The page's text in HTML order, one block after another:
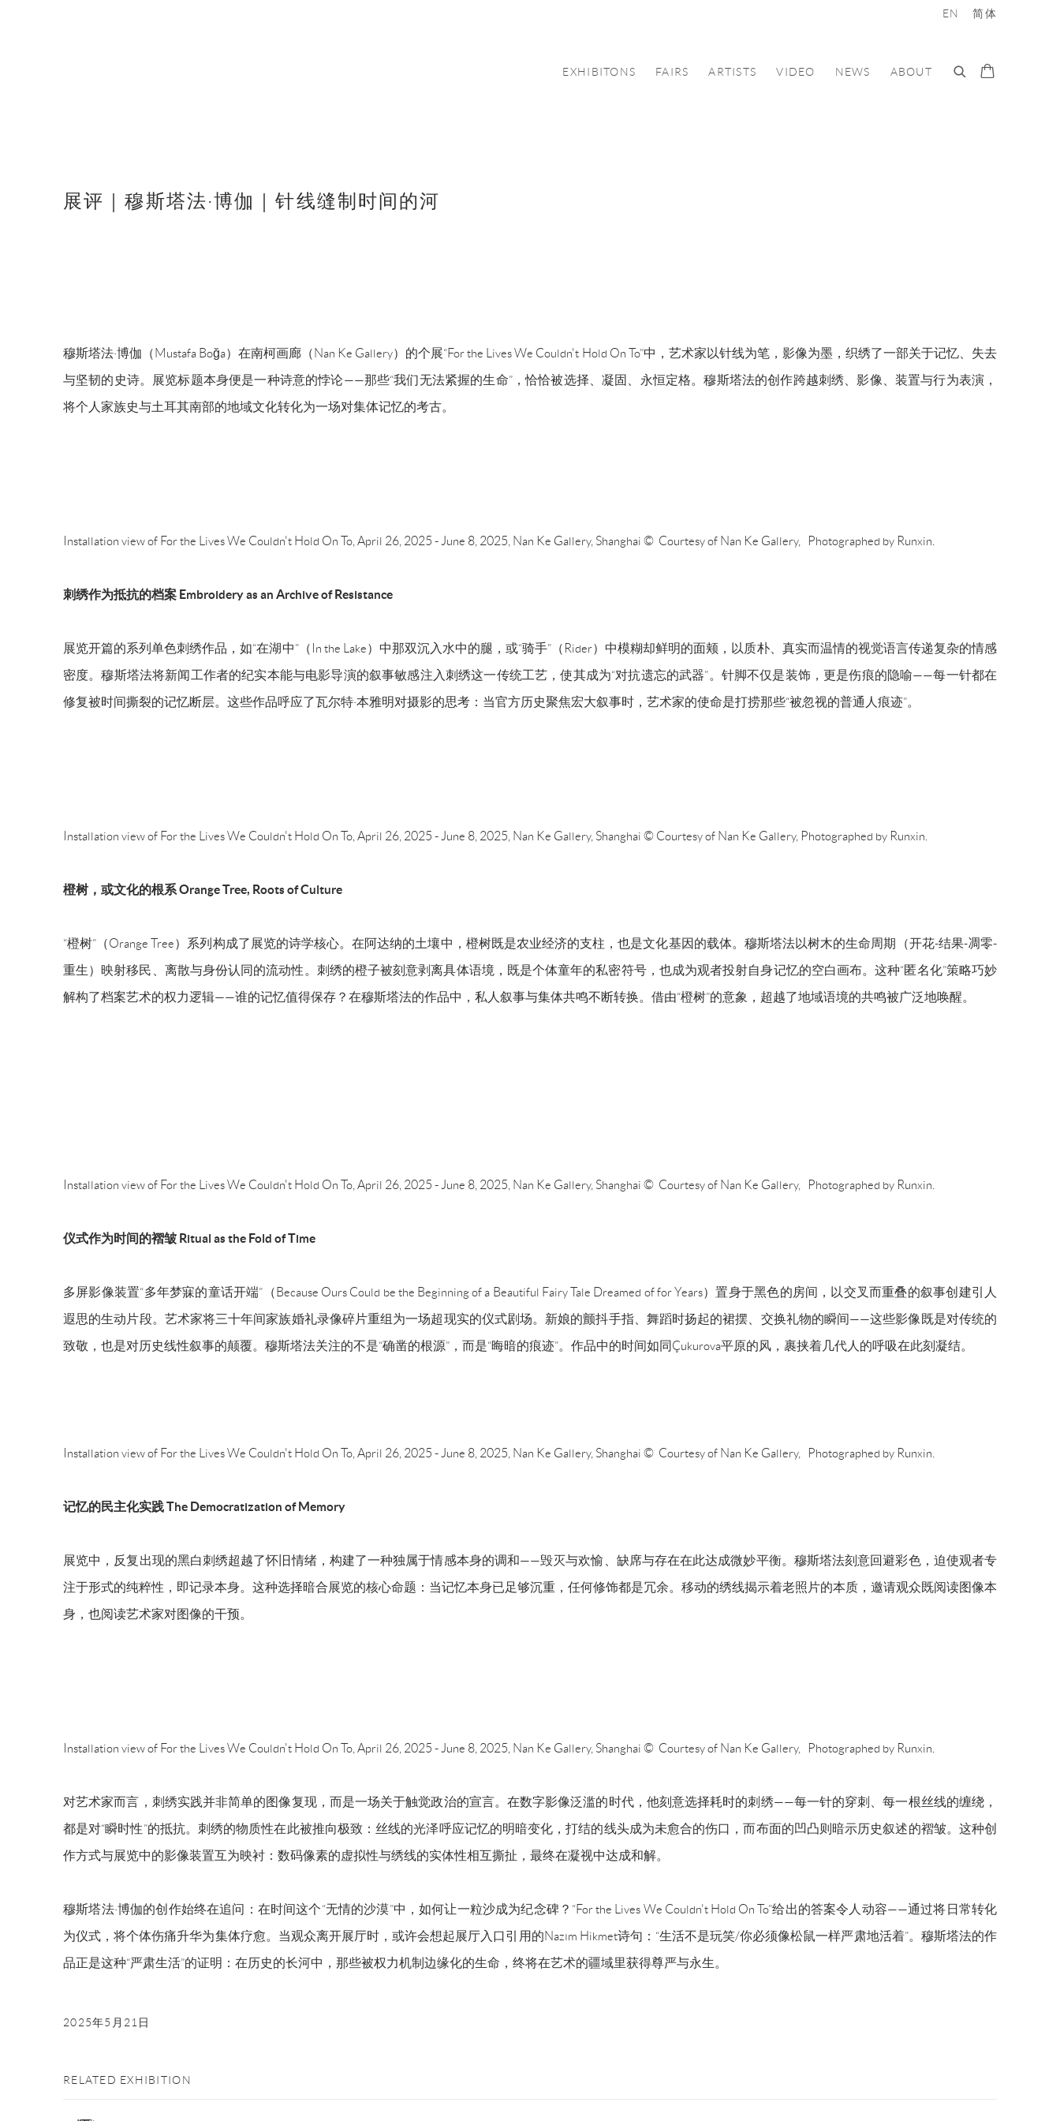
EXHIBITONS FAIRS ARTISTS VIDEO NEWS ABOUT
EN 简体
展评｜穆斯塔法·博伽｜针线缝制时间的河
穆斯塔法·博伽（Mustafa Boğa）在南柯画廊（Nan Ke Gallery）的个展“For the Lives We Couldn't Hold On To”中，艺术家以针线为笔，影像为墨，织绣了一部关于记忆、失去
与坚韧的史诗。展览标题本身便是一种诗意的悖论——那些“我们无法紧握的生命”，恰恰被选择、凝固、永恒定格。穆斯塔法的创作跨越刺绣、影像、装置与行为表演，
将个人家族史与土耳其南部的地域文化转化为一场对集体记忆的考古。
Installation view of For the Lives We Couldn't Hold On To, April 26, 2025 - June 8, 2025, Nan Ke Gallery, Shanghai © Courtesy of Nan Ke Gallery, Photographed by Runxin.
刺绣作为抵抗的档案 Embroidery as an Archive of Resistance
展览开篇的系列单色刺绣作品，如“在湖中”（In the Lake）中那双沉入水中的腿，或“骑手”（Rider）中模糊却鲜明的面颊，以质朴、真实而温情的视觉语言传递复杂的情感
密度。穆斯塔法将新闻工作者的纪实本能与电影导演的叙事敏感注入刺绣这一传统工艺，使其成为“对抗遗忘的武器”。针脚不仅是装饰，更是伤痕的隐喻——每一针都在
修复被时间撕裂的记忆断层。这些作品呼应了瓦尔特·本雅明对摄影的思考：当官方历史聚焦宏大叙事时，艺术家的使命是打捞那些“被忽视的普通人痕迹”。
Installation view of For the Lives We Couldn't Hold On To, April 26, 2025 - June 8, 2025, Nan Ke Gallery, Shanghai © Courtesy of Nan Ke Gallery, Photographed by Runxin.
橙树，或文化的根系Orange Tree, Roots of Culture
“橙树”（Orange Tree）系列构成了展览的诗学核心。在阿达纳的土壤中，橙树既是农业经济的支柱，也是文化基因的载体。穆斯塔法以树木的生命周期（开花-结果-凋零-
重生）映射移民、离散与身份认同的流动性。刺绣的橙子被刻意剥离具体语境，既是个体童年的私密符号，也成为观者投射自身记忆的空白画布。这种“匿名化”策略巧妙
解构了档案艺术的权力逻辑——谁的记忆值得保存？在穆斯塔法的作品中，私人叙事与集体共鸣不断转换。借由“橙树”的意象，超越了地域语境的共鸣被广泛地唤醒。
Installation view of For the Lives We Couldn't Hold On To, April 26, 2025 - June 8, 2025, Nan Ke Gallery, Shanghai © Courtesy of Nan Ke Gallery, Photographed by Runxin.
仪式作为时间的褶皱 Ritual as the Fold of Time
多屏影像装置“多年梦寐的童话开端”（Because Ours Could be the Beginning of a Beautiful Fairy Tale Dreamed of for Years）置身于黑色的房间，以交叉而重叠的叙事创建引人
遐思的生动片段。艺术家将三十年间家族婚礼录像碎片重组为一场超现实的仪式剧场。新娘的颤抖手指、舞蹈时扬起的裙摆、交换礼物的瞬间——这些影像既是对传统的
致敬，也是对历史线性叙事的颠覆。穆斯塔法关注的不是“确凿的根源”，而是“晦暗的痕迹”。作品中的时间如同Çukurova平原的风，裹挟着几代人的呼吸在此刻凝结。
Installation view of For the Lives We Couldn't Hold On To, April 26, 2025 - June 8, 2025, Nan Ke Gallery, Shanghai © Courtesy of Nan Ke Gallery, Photographed by Runxin.
记忆的民主化实践The Democratization of Memory
展览中，反复出现的黑白刺绣超越了怀旧情绪，构建了一种独属于情感本身的调和——毁灭与欢愉、缺席与存在在此达成微妙平衡。穆斯塔法刻意回避彩色，迫使观者专
注于形式的纯粹性，即记录本身。这种选择暗合展览的核心命题：当记忆本身已足够沉重，任何修饰都是冗余。移动的绣线揭示着老照片的本质，邀请观众既阅读图像本
身，也阅读艺术家对图像的干预。
Installation view of For the Lives We Couldn't Hold On To, April 26, 2025 - June 8, 2025, Nan Ke Gallery, Shanghai © Courtesy of Nan Ke Gallery, Photographed by Runxin.
对艺术家而言，刺绣实践并非简单的图像复现，而是一场关于触觉政治的宣言。在数字影像泛滥的时代，他刻意选择耗时的刺绣——每一针的穿刺、每一根丝线的缠绕，
都是对“瞬时性”的抵抗。刺绣的物质性在此被推向极致：丝线的光泽呼应记忆的明暗变化，打结的线头成为未愈合的伤口，而布面的凹凸则暗示历史叙述的褶皱。这种创
作方式与展览中的影像装置互为映衬：数码像素的虚拟性与绣线的实体性相互撕扯，最终在凝视中达成和解。
穆斯塔法·博伽的创作始终在追问：在时间这个“无情的沙漠”中，如何让一粒沙成为纪念碑？“For the Lives We Couldn't Hold On To”给出的答案令人动容——通过将日常转化
为仪式，将个体伤痛升华为集体疗愈。当观众离开展厅时，或许会想起展厅入口引用的Nazım Hikmet诗句：“生活不是玩笑/你必须像松鼠一样严肃地活着”。穆斯塔法的作
品正是这种“严肃生活”的证明：在历史的长河中，那些被权力机制边缘化的生命，终将在艺术的疆域里获得尊严与永生。
2025年5月21日
RELATED EXHIBITION